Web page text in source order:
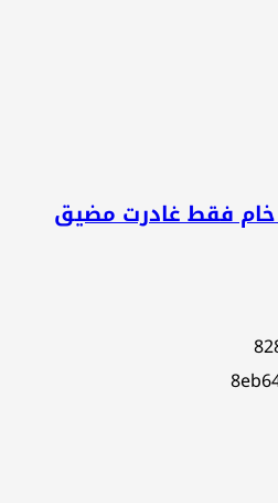
نفط خام فقط غادرت مضيق